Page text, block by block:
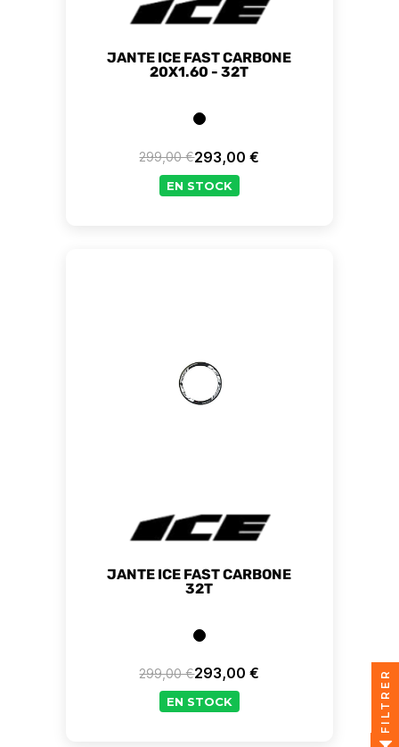
JANTE ICE FAST CARBONE
20X1.60 - 32T
Prix de base
299,00 € Prix
293,00 €
EN STOCK
JANTE ICE FAST CARBONE
32T
Prix de base
299,00 € Prix
293,00 €
EN STOCK FILTRER